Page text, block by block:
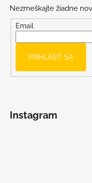
Nezmeškajte žiadne
Email
PRIHLÁSIŤ SA
Instagram